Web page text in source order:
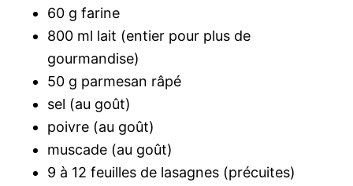
60 g farine
800 ml lait (entier pour plus de
gourmandise)
50 g parmesan râpé
sel (au goût)
poivre (au goût)
muscade (au goût)
9 à 12 feuilles de lasagnes (précuites)